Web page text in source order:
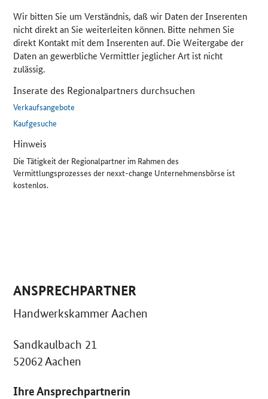
Wir bitten Sie um Verständnis, daß wir Daten der Inserenten
nicht direkt an Sie weiterleiten können. Bitte nehmen Sie
direkt Kontakt mit dem Inserenten auf. Die Weitergabe der
Daten an gewerbliche Vermittler jeglicher Art ist nicht
zulässig.
Inserate des Regionalpartners durchsuchen
Verkaufsangebote
Kaufgesuche
Hinweis
Die Tätigkeit der Regionalpartner im Rahmen des
Vermittlungsprozesses der nexxt-change Unternehmensbörse ist
kostenlos.
ANSPRECHPARTNER
Handwerkskammer Aachen
Sandkaulbach 21
52062 Aachen
Ihre Ansprechpartnerin